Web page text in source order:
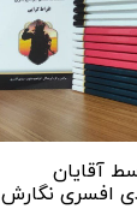
آقایان
افسری نگارش